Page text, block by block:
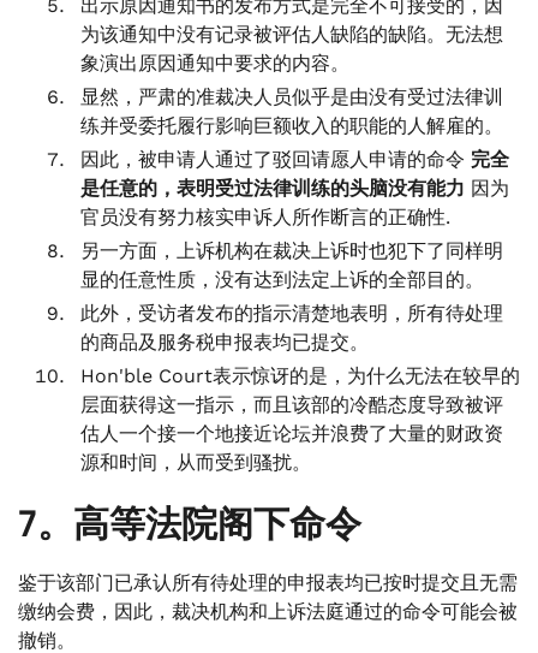
出示原因通知书的发布方式是完全不可接受的，因
为该通知中没有记录被评估人缺陷的缺陷。无法想
象演出原因通知中要求的内容。
显然，严肃的准裁决人员似乎是由没有受过法律训
练并受委托履行影响巨额收入的职能的人解雇的。
因此，被申请人通过了驳回请愿人申请的命令 完全
是任意的，表明受过法律训练的头脑没有能力 因为
官员没有努力核实申诉人所作断言的正确性.
另一方面，上诉机构在裁决上诉时也犯下了同样明
显的任意性质，没有达到法定上诉的全部目的。
此外，受访者发布的指示清楚地表明，所有待处理
的商品及服务税申报表均已提交。
Hon'ble Court表示惊讶的是，为什么无法在较早的
层面获得这一指示，而且该部的冷酷态度导致被评
估人一个接一个地接近论坛并浪费了大量的财政资
源和时间，从而受到骚扰。
7。高等法院阁下命令
鉴于该部门已承认所有待处理的申报表均已按时提交且无需
缴纳会费，因此，裁决机构和上诉法庭通过的命令可能会被
撤销。